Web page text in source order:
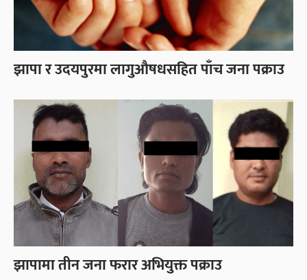
झापा र उदयपुरमा लागुऔषधसहित पाँच जना पक्राउ
झापामा तीन जना फरार अभियुक्त पक्राउ